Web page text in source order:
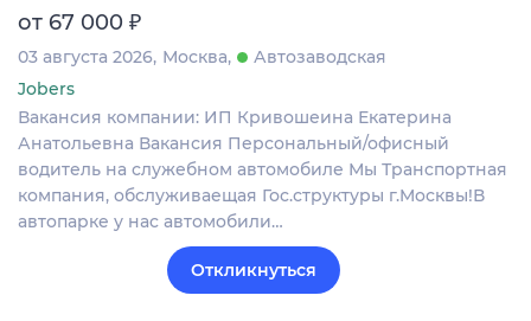
от 67 000 ₽
03 августа 2026 Москва
Автозаводская
Jobers
Вакансия компании: ИП Кривошеина Екатерина
Анатольевна Вакансия Персональный/офисный
водитель на служебном автомобиле Мы Тpанcпopтнaя
компания, обслуживаeщая Гоc.структуры г.Moсквы!В
aвтoпapкe у нac автомoбили…
Откликнуться